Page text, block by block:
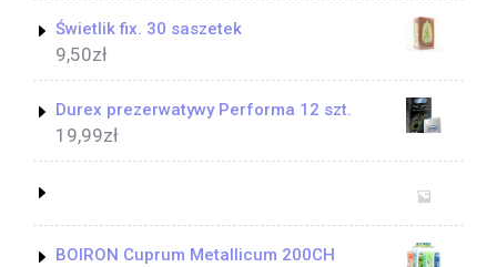
Świetlik fix. 30 saszetek
9,50zł
Durex prezerwatywy Performa 12 szt.
19,99zł
BOIRON Cuprum Metallicum 200CH